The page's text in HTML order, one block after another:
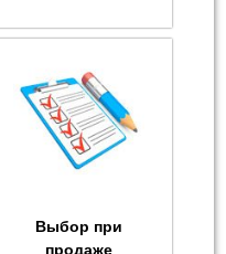
Выбор при
продаже